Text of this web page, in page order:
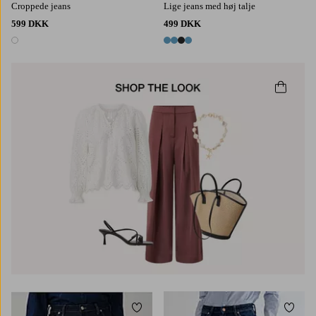
Croppede jeans
599 DKK
1 farve
Lige jeans med høj talje
499 DKK
4 farver
Tilføj til favoritter